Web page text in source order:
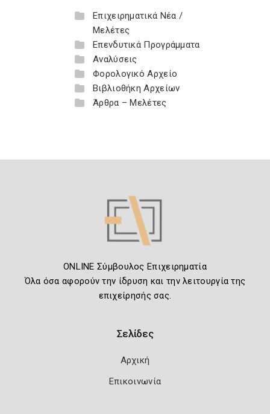
Επιχειρηματικά Νέα /
Μελέτες
Επενδυτικά Προγράμματα
Αναλύσεις
Φορολογικό Αρχείο
Βιβλιοθήκη Αρχείων
Άρθρα – Μελέτες
ONLINE Σύμβουλος Επιχειρηματία
Όλα όσα αφορούν την ίδρυση και την λειτουργία της
επιχείρησής σας.
Σελίδες
Αρχική
Επικοινωνία